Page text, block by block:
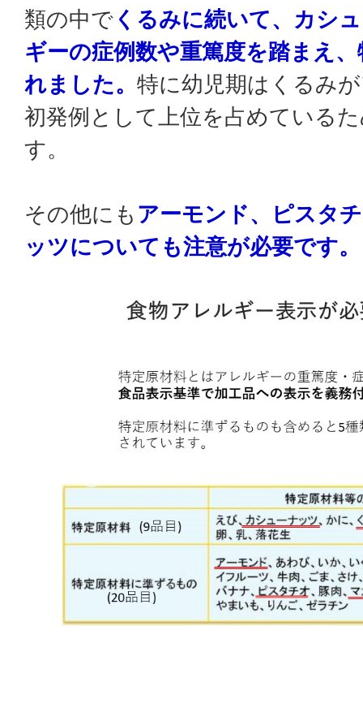
類の中で くるみに続いて、カシ
ギーの症例数や重篤度を踏まえ
れました。 特に幼児期はくるみ
初発例として上位を占めている
す。
その他にも アーモンド、ピスタ
ッツについても注意が必要です。